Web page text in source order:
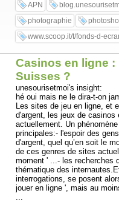
APN
photographie
www.scoop.it/t/fonds-d-
Casinos en ligne
Suisses ?
unesourisetmoi's insight:
hé oui mais ne le dira-t-on
Les sites de jeu en ligne, et
d'argent, les jeux de
actuellement. Un
principales:- l'espoir des
d'argent, quel qu’en soit le
de ces genres de sites
moment ' ...- les recherches
thématique des
interrogations, se posent
jouer en ligne ', mais au
...